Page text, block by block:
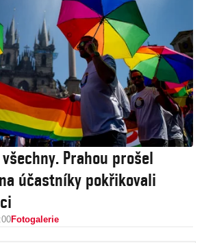
Prahou prošel
účastníky pokřikovali
Fotogalerie